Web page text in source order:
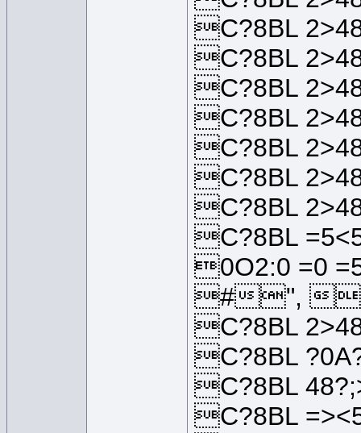
C?8BL
C?8BL
C?8BL
C?8BL
C?8BL
C?8BL
C?8BL
C?8BL
0O2:0 =0
#",
C?8BL
C?8BL
C?8BL
C?8BL